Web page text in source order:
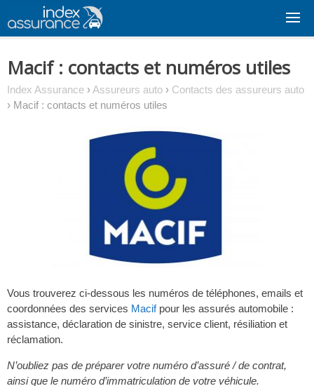
content
Macif : contacts et numéros utiles
Index Assurance ›Assureurs auto › Contacts des assureurs auto
› Macif : contacts et numéros utiles
Vous trouverez ci-dessous les numéros de téléphones, emails et
coordonnées des services Macifpour les assurés automobile :
assistance, déclaration de sinistre, service client, résiliation et
réclamation.
N’oubliez pas de préparer votre numéro d’assuré / de contrat,
ainsi que le numéro d’immatriculation de votre véhicule.